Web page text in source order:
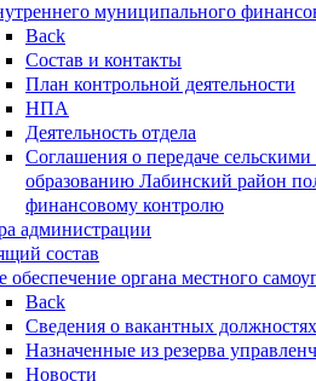
муниципального
Back
Состав и контакты
План контрольной деятельности
НПА
Деятельность отдела
Соглашения о передаче
образованию Лабинский район
финансовому контролю
администрации
состав
обеспечение органа местного
Back
Сведения о вакантных
Назначенные из резерва
Новости